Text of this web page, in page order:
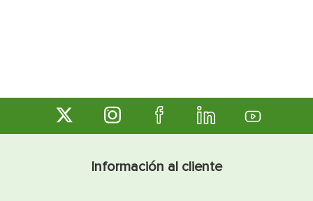
Información al cliente